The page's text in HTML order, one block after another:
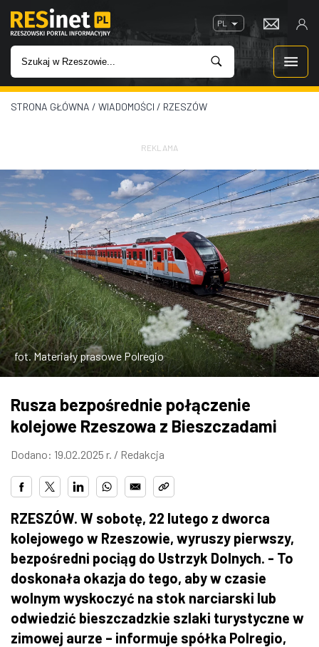
PL
WIADOMOŚCI
IMPREZY
ROZRYWKA
W KINACH
GASTRONOMIA
ZDJĘCIA
W RZESZOWIE
STRONA GŁÓWNA / WIADOMOŚCI / RZESZÓW
REKLAMA
fot. Materiały prasowe Polregio
Rusza bezpośrednie połączenie
kolejowe Rzeszowa z Bieszczadami
Dodano: 19.02.2025 r. / Redakcja
RZESZÓW. W sobotę, 22 lutego z dworca
kolejowego w Rzeszowie, wyruszy pierwszy,
bezpośredni pociąg do Ustrzyk Dolnych. - To
doskonała okazja do tego, aby w czasie
wolnym wyskoczyć na stok narciarski lub
odwiedzić bieszczadzkie szlaki turystyczne w
zimowej aurze – informuje spółka Polregio,